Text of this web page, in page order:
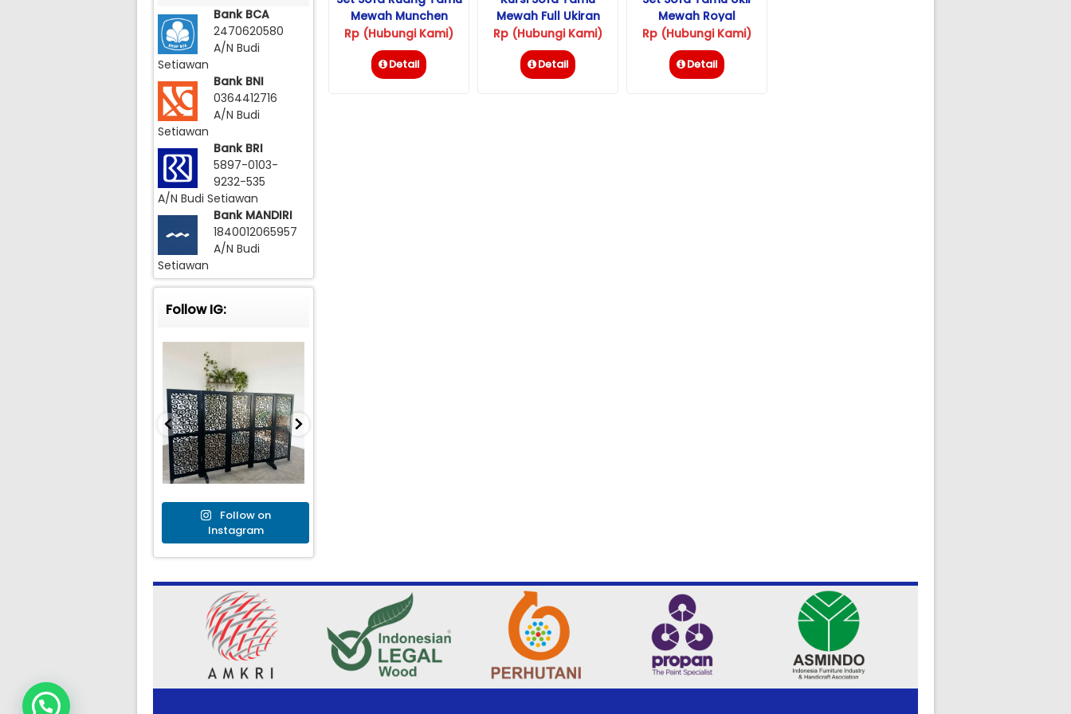
Mewah Munchen
Jepara
Rp (Hubungi Kami)
Detail
Mewah Full Ukiran
Gold Jepara
Rp (Hubungi Kami)
Detail
Mewah Royal
Istambul
Rp (Hubungi Kami)
Detail
Bank BCA
2470620580
A/N Budi
Setiawan
Bank BNI
0364412716
A/N Budi
Setiawan
Bank BRI
5897-0103-
9232-535
A/N Budi Setiawan
Bank MANDIRI
1840012065957
A/N Budi
Setiawan
Follow IG:
Follow on
Instagram